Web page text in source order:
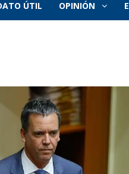
ÚTIL OPINIÓN